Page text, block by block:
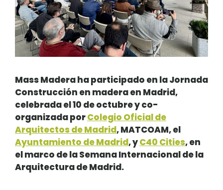
Mass Madera ha participado en la Jornada
Construcción en madera en Madrid,
celebrada el 10 de octubre y co-
organizada porColegio Oficial de
Arquitectos de Madrid, MATCOAM, el
Ayuntamiento de Madrid, yC40 Cities, en
el marco de la Semana Internacional de la
Arquitectura de Madrid.